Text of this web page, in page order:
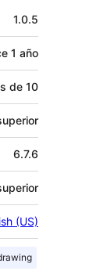
1.0.5
1 año
de 10
6.7.6
(US)